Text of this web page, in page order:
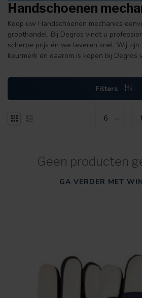
Handschoenen
Koop uw Handschoenen mechanics
groothandel. Bij Degros vindt u
scherpe prijs én we leveren snel. Wij
keurmerk en daarom is kopen bij Degros
Filters
Geen producten
GA VERDER MET